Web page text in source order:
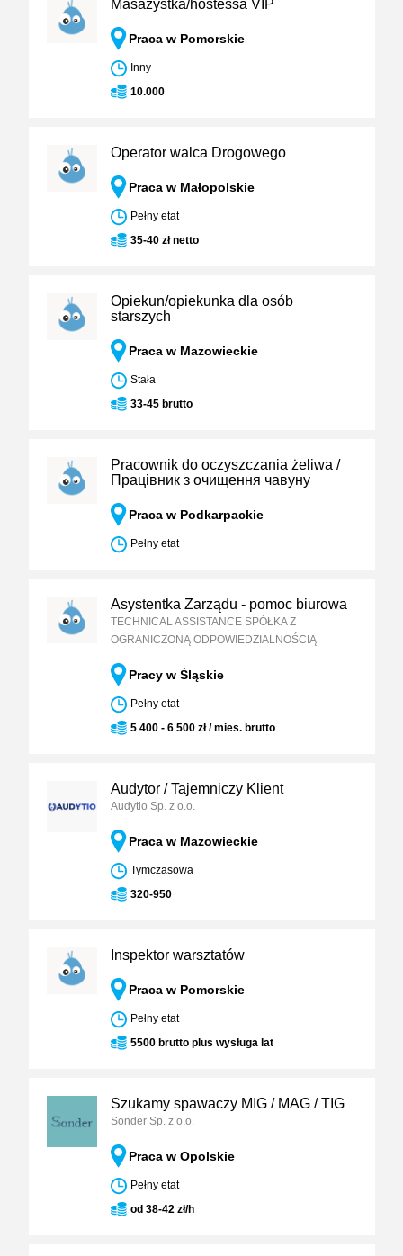
Masażystka/hostessa VIP
Praca w Pomorskie
Inny
10.000
Operator walca Drogowego
Praca w Małopolskie
Pełny etat
35-40 zł netto
Opiekun/opiekunka dla osób
starszych
Praca w Mazowieckie
Stała
33-45 brutto
Pracownik do oczyszczania żeliwa /
Працівник з очищення чавуну
Praca w Podkarpackie
Pełny etat
Asystentka Zarządu - pomoc biurowa
TECHNICAL ASSISTANCE SPÓŁKA Z
OGRANICZONĄ ODPOWIEDZIALNOŚCIĄ
Pracy w Śląskie
Pełny etat
5 400 - 6 500 zł / mies. brutto
Audytor / Tajemniczy Klient
Audytio Sp. z o.o.
Praca w Mazowieckie
Tymczasowa
320-950
Inspektor warsztatów
Praca w Pomorskie
Pełny etat
5500 brutto plus wysługa lat
Szukamy spawaczy MIG / MAG / TIG
Sonder Sp. z o.o.
Praca w Opolskie
Pełny etat
od 38-42 zł/h